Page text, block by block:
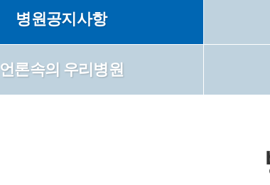
병원공지사항
언론속의 우리병원